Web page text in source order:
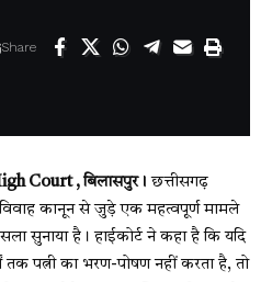
Share
Court , बिलासपुर। छत्तीसगढ़
विवाह कानून से जुड़े एक महत्वपूर्ण मामले
सुनाया है। हाईकोर्ट ने कहा है कि यदि
तक पत्नी का भरण-पोषण नहीं करता है, तो